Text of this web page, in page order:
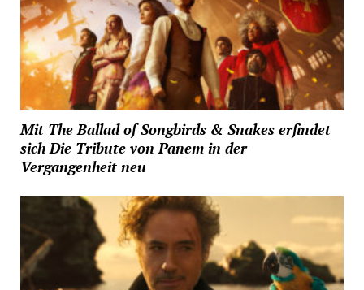
Mit The Ballad of Songbirds & Snakes erfindet
sich Die Tribute von Panem in der
Vergangenheit neu